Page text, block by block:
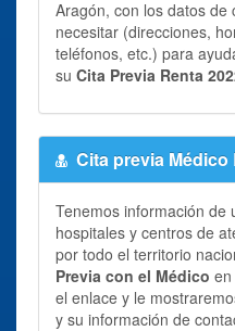
Aragón, con los datos de
necesitar (direcciones,
teléfonos, etc.) para
su Cita Previa Renta
Cita previa
Tenemos información de
hospitales y centros de
por todo el territorio
Previa con el Médico
el enlace y le
y su información de